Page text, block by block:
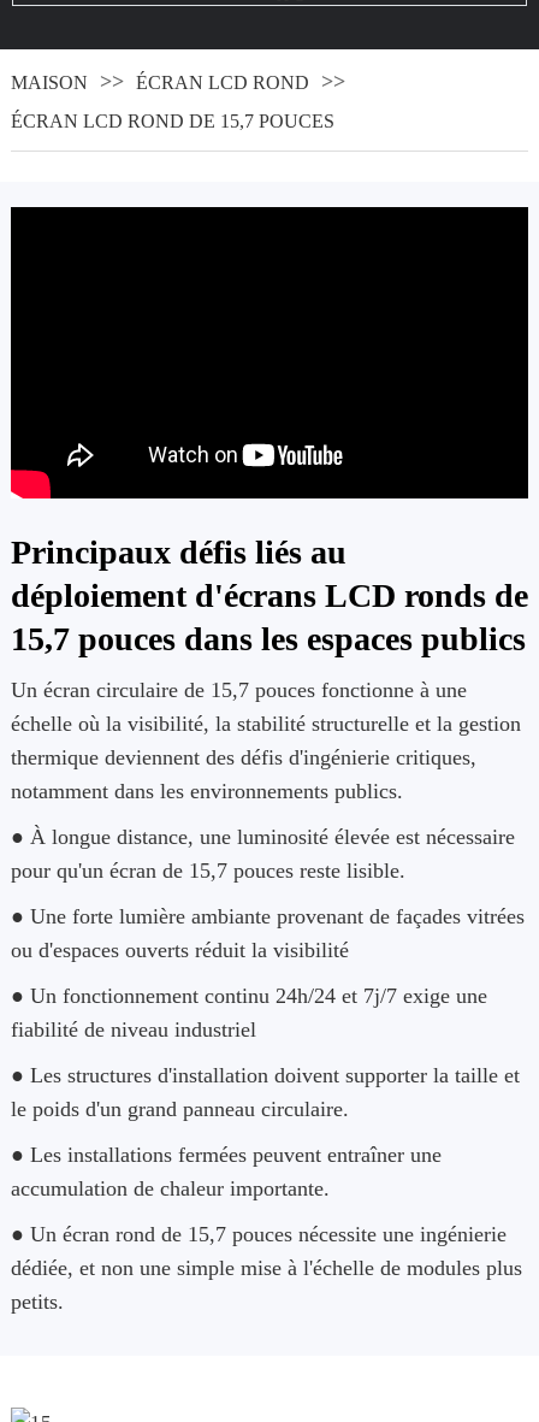
MAISON
ÉCRAN LCD ROND
ÉCRAN LCD ROND DE 15,7 POUCES
Principaux défis liés au
déploiement d'écrans LCD ronds de
15,7 pouces dans les espaces publics
Un écran circulaire de 15,7 pouces fonctionne à une
échelle où la visibilité, la stabilité structurelle et la gestion
thermique deviennent des défis d'ingénierie critiques,
notamment dans les environnements publics.
● À longue distance, une luminosité élevée est nécessaire
pour qu'un écran de 15,7 pouces reste lisible.
● Une forte lumière ambiante provenant de façades vitrées
ou d'espaces ouverts réduit la visibilité
● Un fonctionnement continu 24h/24 et 7j/7 exige une
fiabilité de niveau industriel
● Les structures d'installation doivent supporter la taille et
le poids d'un grand panneau circulaire.
● Les installations fermées peuvent entraîner une
accumulation de chaleur importante.
● Un écran rond de 15,7 pouces nécessite une ingénierie
dédiée, et non une simple mise à l'échelle de modules plus
petits.